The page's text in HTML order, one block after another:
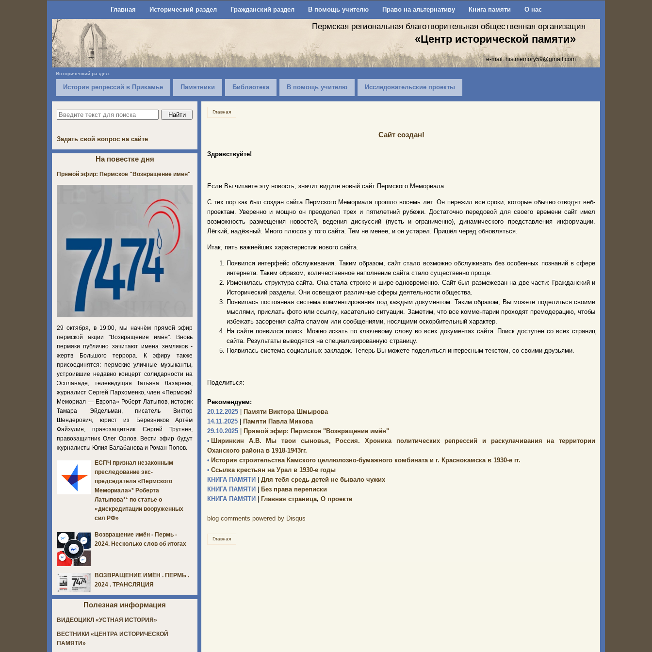
Главная Исторический раздел Гражданский раздел В помощь учителю Право на альтернативу Книга памяти О нас
Пермская региональная благотворительная общественная организация
«Центр исторической памяти»
e-mail:histmemory59@gmail.com
Исторический раздел:
История репрессий в Прикамье Памятники Библиотека В помощь учителю Исследовательские проекты
Главная
Сайт создан!
Здравствуйте!
Если Вы читаете эту новость, значит видите новый сайт Пермского Мемориала.
С тех пор как был создан сайта Пермского Мемориала прошло восемь лет. Он пережил все сроки, которые обычно отводят веб-
проектам. Уверенно и мощно он преодолел трех и пятилетний рубежи. Достаточно передовой для своего времени сайт имел
возможность размещения новостей, ведения дискуссий (пусть и ограниченно), динамического представления информации.
Лёгкий, надёжный. Много плюсов у того сайта. Тем не менее, и он устарел. Пришёл черед обновляться.
Итак, пять важнейших характеристик нового сайта.
Появился интерфейс обслуживания. Таким образом, сайт стало возможно обслуживать без особенных познаний в сфере
интернета. Таким образом, количественное наполнение сайта стало существенно проще.
Изменилась структура сайта. Она стала строже и шире одновременно. Сайт был размежеван на две части: Гражданский и
Исторический разделы. Они освещают различные сферы деятельности общества.
Появилась постоянная система комментирования под каждым документом. Таким образом, Вы можете поделиться своими
мыслями, прислать фото или ссылку, касательно ситуации. Заметим, что все комментарии проходят премодерацию, чтобы
избежать засорения сайта спамом или сообщениями, носящими оскорбительный характер.
На сайте появился поиск. Можно искать по ключевому слову во всех документах сайта. Поиск доступен со всех страниц
сайта. Результаты выводятся на специализированную страницу.
Появилась система социальных закладок. Теперь Вы можете поделиться интересным текстом, со своими друзьями.
Поделиться:
Рекомендуем:
20.12.2025
Памяти Виктора Шмырова
14.11.2025
Памяти Павла Микова
29.10.2025
Прямой эфир: Пермское "Возвращение имён"
• Ширинкин А.В. Мы твои сыновья, Россия. Хроника политических репрессий и раскулачивания на территории
Оханского района в 1918-1943гг.
• История строительства Камского целлюлозно-бумажного комбината и г. Краснокамска в 1930-е гг.
• Ссылка крестьян на Урал в 1930-е годы
КНИГА ПАМЯТИ
Для тебя средь детей не бывало чужих
КНИГА ПАМЯТИ
Без права переписки
КНИГА ПАМЯТИ
Главная страница, О проекте
blog comments powered by Disqus
Главная
Задать свой вопрос на сайте
На повестке дня
Прямой эфир: Пермское "Возвращение имён"
29 октября, в 19:00, мы начнём прямой эфир
пермской акции "Возвращение имён". Вновь
пермяки публично зачитают имена земляков -
жертв Большого террора. К эфиру также
присоединятся: пермские уличные музыканты,
устроившие недавно концерт солидарности на
Эспланаде, телеведущая Татьяна Лазарева,
журналист Сергей Пархоменко, член «Пермский
Мемориал — Европа» Роберт Латыпов, историк
Тамара Эйдельман, писатель Виктор
Шендерович, юрист из Березников Артём
Файзулин, правозащитник Сергей Трутнев,
правозащитник Олег Орлов. Вести эфир будут
журналисты Юлия Балабанова и Роман Попов.
ЕСПЧ признал незаконным
преследование экс-
председателя «Пермского
Мемориала»* Роберта
Латыпова** по статье о
«дискредитации вооруженных
сил РФ»
Возвращение имён - Пермь -
2024. Несколько слов об итогах
ВОЗВРАЩЕНИЕ ИМЁН . ПЕРМЬ .
2024 . ТРАНСЛЯЦИЯ
Полезная информация
ВИДЕОЦИКЛ «УСТНАЯ ИСТОРИЯ»
ВЕСТНИКИ «ЦЕНТРА ИСТОРИЧЕСКОЙ
ПАМЯТИ»